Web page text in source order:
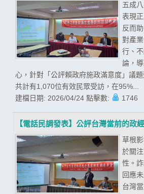
五成
表現
反而
對產
行、
論，
心，針對「公評賴政府施政滿意度」議
共計有1,070位有效民眾受訪，在95%...
建檔日期: 2026/04/24 點擊數: 1746
【電話民調發表】公評台灣當前的政
草根
於關
性。
回應
台灣